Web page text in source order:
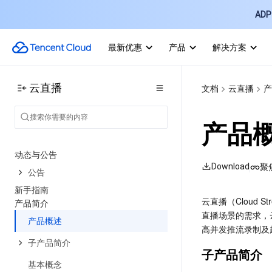
最新优惠 产品 解决方案
云直播
动态与公告
公告
新手指南
产品简介
产品概述
子产品简介
基本概念
文档 云直播
产品
Download 聚
云直播（Cloud
直播场景的需求
高并发推流录制
子产品简介